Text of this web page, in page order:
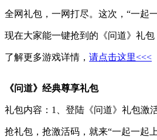
全网礼包，一网打尽。这次，“一起
现在大家能一键抢到的《问道》礼包
了解更多游戏详情， 请点击这里<<<
《问道》经典尊享礼包
礼包内容：1、登陆《问道》礼包激
抢礼包，抢激活码，就来“一起一起上